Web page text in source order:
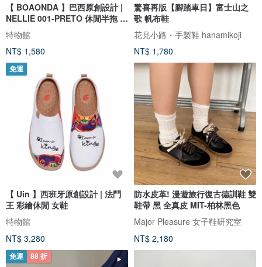
【 BOAONDA 】巴西原創設計 |
NELLIE 001-PRETO 休閒半拖 女
鞋
特物館
NT$ 1,580
驚喜再版【腳踏車日】富士山之
歌 帆布鞋
花見小路・手製鞋 hanamikoji
NT$ 1,780
免運
【 Uin 】西班牙原創設計 | 法鬥
王 彩繪休閒 女鞋
特物館
NT$ 3,280
防水皮革! 漫遊旅行復古德訓鞋 雙
鞋帶 黑 全真皮 MIT-柏林黑色
Major Pleasure 女子鞋研究室
NT$ 2,180
免運 88 折